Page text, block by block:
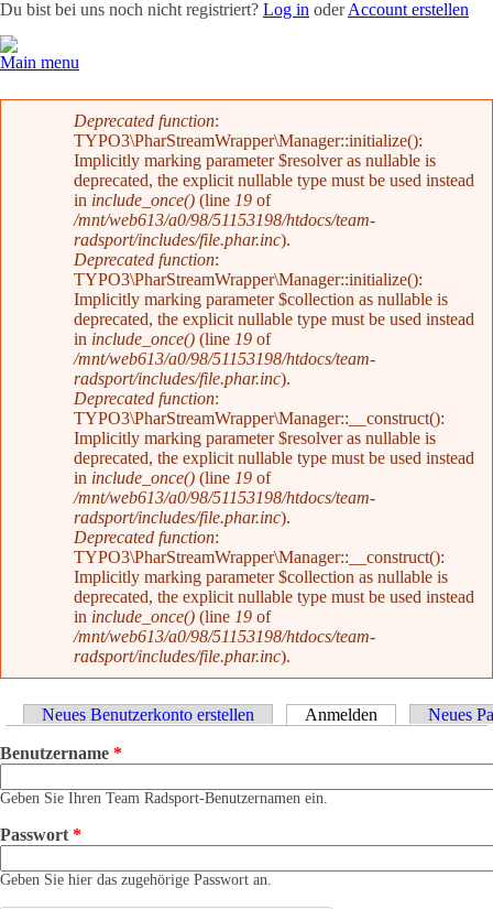
Du bist bei uns noch nicht registriert? Log in oderAccount erstellen
Main menu
Fehlermeldung
Deprecated function:
TYPO3\PharStreamWrapper\Manager::initialize():
Implicitly marking parameter $resolver as nullable is
deprecated, the explicit nullable type must be used instead
in include_once() (line 19 of
/mnt/web613/a0/98/51153198/htdocs/team-
radsport/includes/file.phar.inc).
Deprecated function:
TYPO3\PharStreamWrapper\Manager::initialize():
Implicitly marking parameter $collection as nullable is
deprecated, the explicit nullable type must be used instead
in include_once() (line 19 of
/mnt/web613/a0/98/51153198/htdocs/team-
radsport/includes/file.phar.inc).
Deprecated function:
TYPO3\PharStreamWrapper\Manager::__construct():
Implicitly marking parameter $resolver as nullable is
deprecated, the explicit nullable type must be used instead
in include_once() (line 19 of
/mnt/web613/a0/98/51153198/htdocs/team-
radsport/includes/file.phar.inc).
Deprecated function:
TYPO3\PharStreamWrapper\Manager::__construct():
Implicitly marking parameter $collection as nullable is
deprecated, the explicit nullable type must be used instead
in include_once() (line 19 of
/mnt/web613/a0/98/51153198/htdocs/team-
radsport/includes/file.phar.inc).
Haupt-Reiter
Neues Benutzerkonto erstellen Anmelden (aktiver Reiter)
Neues
Benutzername *
Geben Sie Ihren Team Radsport-Benutzernamen ein.
Passwort *
Geben Sie hier das zugehörige Passwort an.